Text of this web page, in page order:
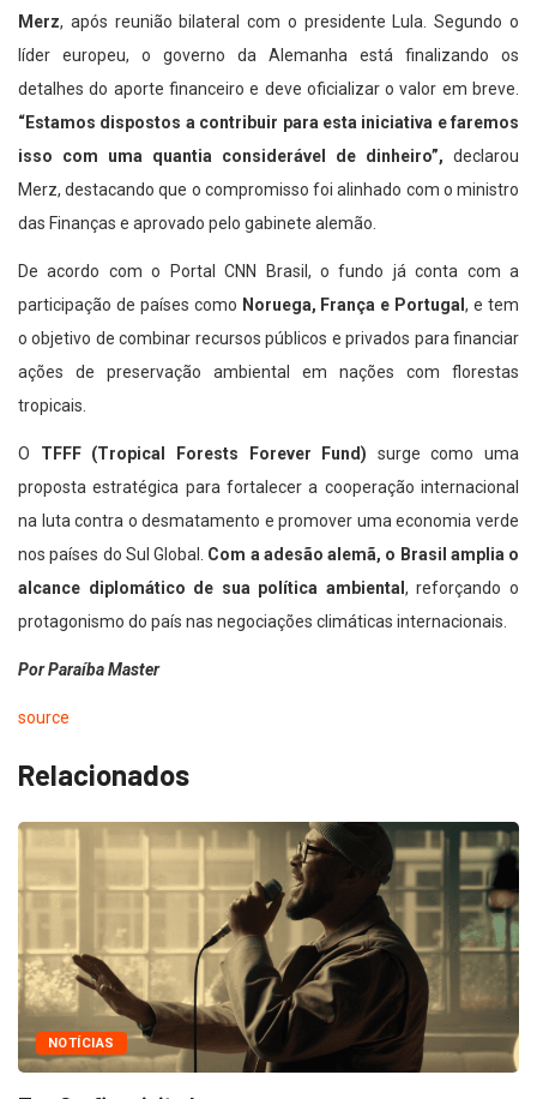
Merz, após reunião bilateral com o presidente Lula. Segundo o
líder europeu, o governo da Alemanha está finalizando os
detalhes do aporte financeiro e deve oficializar o valor em breve.
“Estamos dispostos a contribuir para esta iniciativa e faremos
isso com uma quantia considerável de dinheiro”, declarou
Merz, destacando que o compromisso foi alinhado com o ministro
das Finanças e aprovado pelo gabinete alemão.
De acordo com o Portal CNN Brasil, o fundo já conta com a
participação de países como Noruega, França e Portugal, e tem
o objetivo de combinar recursos públicos e privados para financiar
ações de preservação ambiental em nações com florestas
tropicais.
O TFFF (Tropical Forests Forever Fund) surge como uma
proposta estratégica para fortalecer a cooperação internacional
na luta contra o desmatamento e promover uma economia verde
nos países do Sul Global. Com a adesão alemã, o Brasil amplia o
alcance diplomático de sua política ambiental , reforçando o
protagonismo do país nas negociações climáticas internacionais.
Por Paraíba Master
source
Relacionados
NOTÍCIAS